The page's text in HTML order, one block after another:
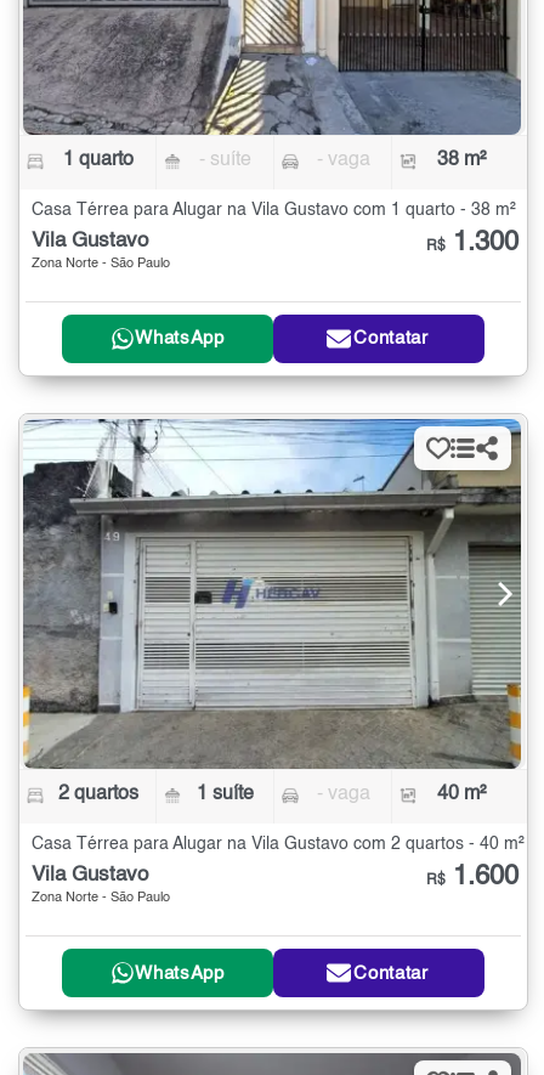
1 quarto - suíte - vaga 38 m²
Casa Térrea para Alugar na Vila Gustavo com 1 quarto - 38 m²
Vila Gustavo
Zona Norte - São Paulo
R$ 1.300
WhatsApp Contatar
2 quartos 1 suíte - vaga 40 m²
Casa Térrea para Alugar na Vila Gustavo com 2 quartos - 40 m²
Vila Gustavo
Zona Norte - São Paulo
R$ 1.600
WhatsApp Contatar